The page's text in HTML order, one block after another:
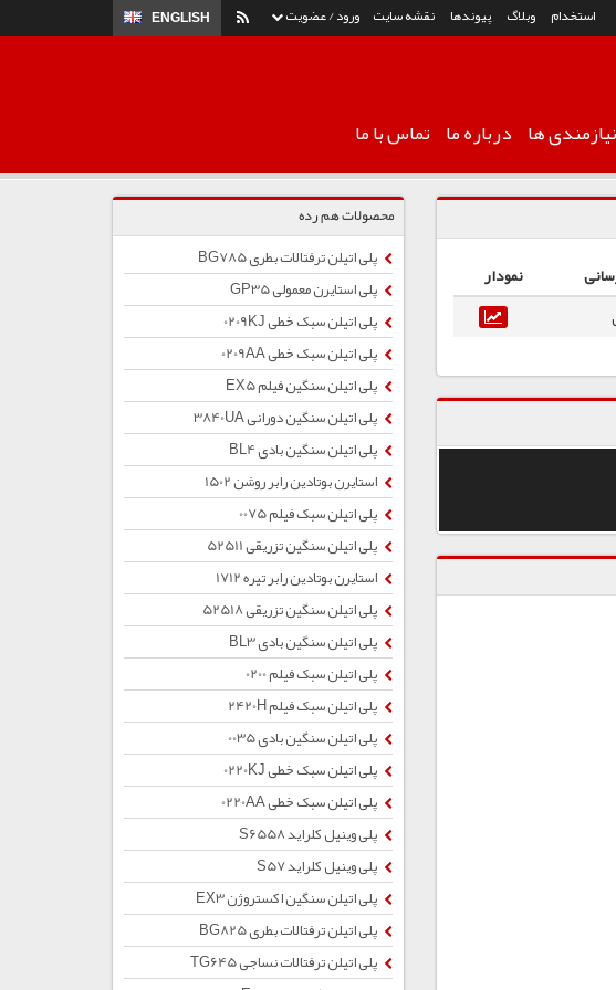
ورود / عضویت ENGLISH استخدام وبلاگ پیوندها نقشه سایت
نیازمندی ها درباره ما تماس با ما
نمودار
محصولات هم رده
پلی اتیلن ترفتالات بطری BG785
پلی استایرن معمولی GP35
پلی اتیلن سبک خطی 0209KJ
پلی اتیلن سبک خطی 0209AA
پلی اتیلن سنگین فیلم EX5
پلی اتیلن سنگین دورانی 3840UA
پلی اتیلن سنگین بادی BL4
استایرن بوتادین رابر روشن 1502
پلی اتیلن سبک فیلم 0075
پلی اتیلن سنگین تزریقی 52511
استایرن بوتادین رابر تیره 1712
پلی اتیلن سنگین تزریقی 52518
پلی اتیلن سنگین بادی BL3
پلی اتیلن سبک فیلم 0200
پلی اتیلن سبک فیلم 2420H
پلی اتیلن سنگین بادی 0035
پلی اتیلن سبک خطی 0220KJ
پلی اتیلن سبک خطی 0220AA
پلی وینیل کلراید S6558
پلی وینیل کلراید S57
پلی اتیلن سنگین اکستروژن EX3
پلی اتیلن ترفتالات بطری BG825
پلی اتیلن ترفتالات نساجی TG645